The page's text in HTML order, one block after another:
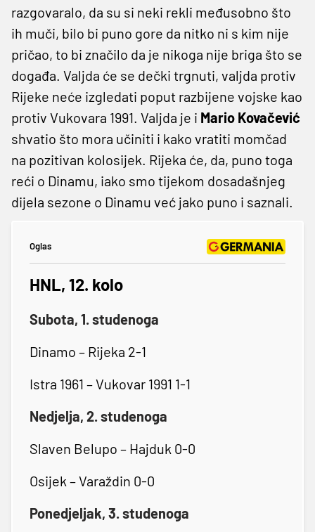
razgovaralo, da su si neki rekli međusobno što
ih muči, bilo bi puno gore da nitko ni s kim nije
pričao, to bi značilo da je nikoga nije briga što se
događa. Valjda će se dečki trgnuti, valjda protiv
Rijeke neće izgledati poput razbijene vojske kao
protiv Vukovara 1991. Valjda je i Mario Kovačević
shvatio što mora učiniti i kako vratiti momčad
na pozitivan kolosijek. Rijeka će, da, puno toga
reći o Dinamu, iako smo tijekom dosadašnjeg
dijela sezone o Dinamu već jako puno i saznali.
Oglas
HNL, 12. kolo
Subota, 1. studenoga
Dinamo – Rijeka 2-1
Istra 1961 – Vukovar 1991 1-1
Nedjelja, 2. studenoga
Slaven Belupo – Hajduk 0-0
Osijek – Varaždin 0-0
Ponedjeljak, 3. studenoga